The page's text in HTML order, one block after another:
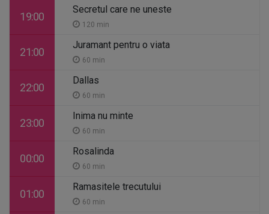
19:00
Secretul care ne uneste
120 min
21:00
Juramant pentru o viata
60 min
22:00
Dallas
60 min
23:00
Inima nu minte
60 min
00:00
Rosalinda
60 min
01:00
Ramasitele trecutului
60 min